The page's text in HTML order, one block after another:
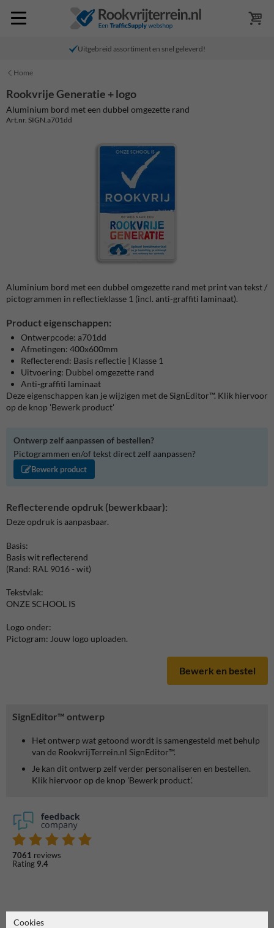
Uitgebreid assortiment en snel geleverd!
Home
SignEditor™ ontwerp
Het ontwerp wat getoond wordt is samengesteld met behulp
van de RookvrijTerrein.nl SignEditor™.
Je kan dit ontwerp zelf verder personaliseren en bestellen.
Klik hiervoor op de knop 'Bewerk product'.
7061 reviews
Rating 9.4
Rookvrije Generatie + logo
Aluminium bord met een dubbel omgezette rand
Art.nr. SIGN.a701dd
Aluminium bord met een dubbel omgezette rand met print van tekst /
pictogrammen in reflectieklasse 1 (incl. anti-graffiti laminaat).
Product eigenschappen:
Ontwerpcode: a701dd
Afmetingen: 400x600mm
Reflecterend: Basis reflectie | Klasse 1
Uitvoering: Dubbel omgezette rand
Anti-graffiti laminaat
Deze eigenschappen kan je wijzigen met de SignEditor™. Klik hiervoor
op de knop 'Bewerk product'
Ontwerp zelf aanpassen of bestellen?
Pictogrammen en/of tekst direct zelf aanpassen?
Bewerk product
Reflecterende opdruk (bewerkbaar):
Deze opdruk is aanpasbaar.
Basis:
Basis wit reflecterend
(Rand: RAL 9016 - wit)
Tekstvlak:
ONZE SCHOOL IS
Logo onder:
Pictogram: Jouw logo uploaden.
Bewerk en bestel
Cookies